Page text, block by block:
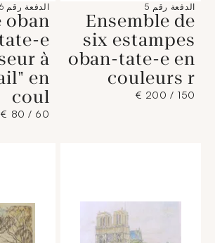
الدفعة رقم 5
Ensemble de
six estampes
oban-tate-e en
couleurs r
150 / 200 €
الدفعة رقم 6
oban
e
à
en
coul
60 / 80 €